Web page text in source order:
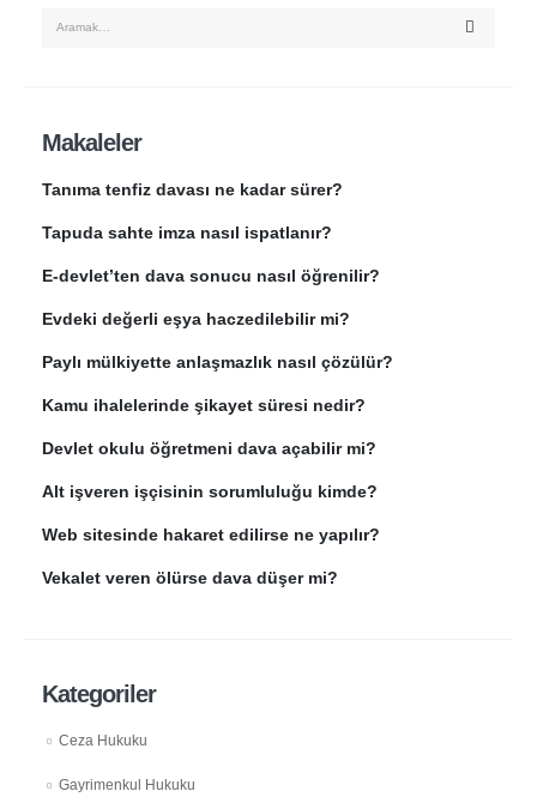
Makaleler
Tanıma tenfiz davası ne kadar sürer?
Tapuda sahte imza nasıl ispatlanır?
E-devlet’ten dava sonucu nasıl öğrenilir?
Evdeki değerli eşya haczedilebilir mi?
Paylı mülkiyette anlaşmazlık nasıl çözülür?
Kamu ihalelerinde şikayet süresi nedir?
Devlet okulu öğretmeni dava açabilir mi?
Alt işveren işçisinin sorumluluğu kimde?
Web sitesinde hakaret edilirse ne yapılır?
Vekalet veren ölürse dava düşer mi?
Kategoriler
Ceza Hukuku
Gayrimenkul Hukuku